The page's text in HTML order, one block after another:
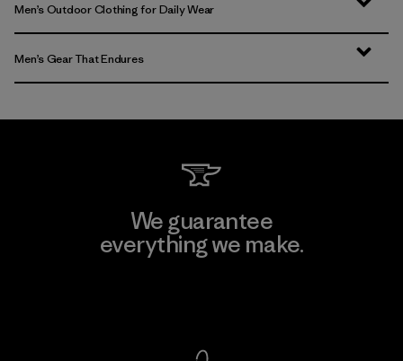
Men’s Outdoor Clothing for Daily Wear
Men’s Gear That Endures
We guarantee
everything we make.